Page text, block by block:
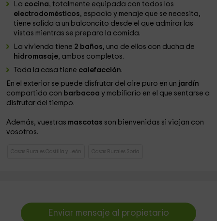
La cocina, totalmente equipada con todos los
electrodomésticos, espacio y menaje que se necesita,
tiene salida a un balconcito desde el que admirar las
vistas mientras se prepara la comida.
La vivienda tiene 2 baños, uno de ellos con ducha de
hidromasaje, ambos completos.
Toda la casa tiene calefacción.
En el exterior se puede disfrutar del aire puro en un jardín
compartido con barbacoa y mobiliario en el que sentarse a
disfrutar del tiempo.
Además, vuestras mascotas son bienvenidas si viajan con
vosotros.
Casas Rurales Castilla y León Casas Rurales Soria
Enviar mensaje al propietario